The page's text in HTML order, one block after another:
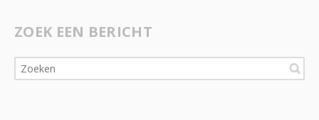
ZOEK EEN BERICHT